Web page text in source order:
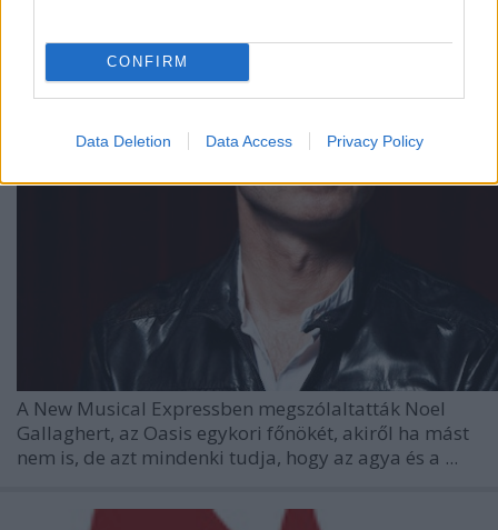
CONFIRM
Data Deletion Data Access Privacy Policy
A New Musical Expressben megszólaltatták Noel
Gallaghert, az Oasis egykori főnökét, akiről ha mást
nem is, de azt mindenki tudja, hogy az agya és a ...